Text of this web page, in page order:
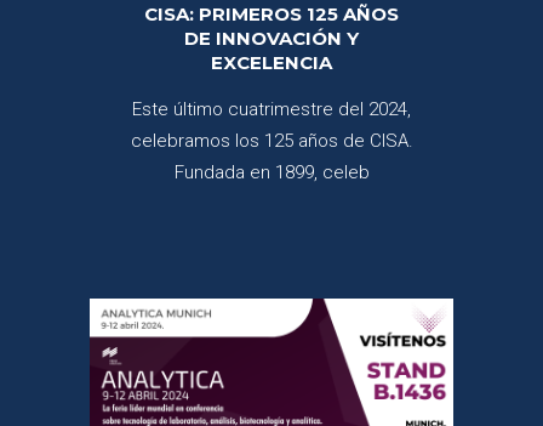
CISA: PRIMEROS 125 AÑOS
DE INNOVACIÓN Y
EXCELENCIA
Este último cuatrimestre del 2024,
celebramos los 125 años de CISA.
Fundada en 1899, celeb